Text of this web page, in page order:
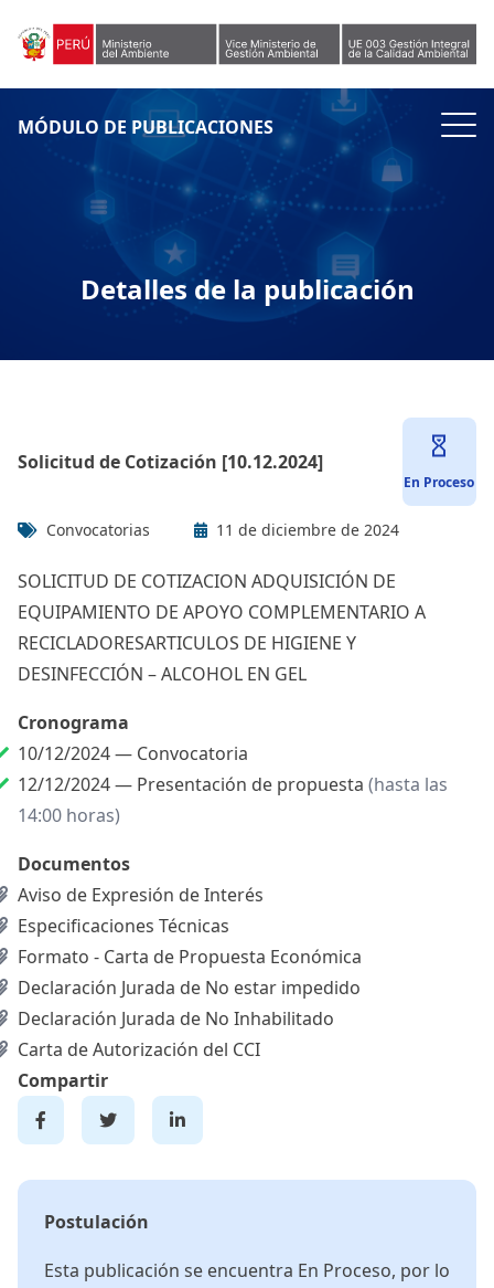
MÓDULO DE PUBLICACIONES
Detalles de la publicación
Solicitud de Cotización [10.12.2024]
En Proceso
Convocatorias 11 de diciembre de 2024
SOLICITUD DE COTIZACION ADQUISICIÓN DE
EQUIPAMIENTO DE APOYO COMPLEMENTARIO A
RECICLADORESARTICULOS DE HIGIENE Y
DESINFECCIÓN – ALCOHOL EN GEL
Cronograma
10/12/2024 — Convocatoria
12/12/2024 — Presentación de propuesta (hasta las
14:00 horas)
Documentos
Aviso de Expresión de Interés
Especificaciones Técnicas
Formato - Carta de Propuesta Económica
Declaración Jurada de No estar impedido
Declaración Jurada de No Inhabilitado
Carta de Autorización del CCI
Compartir
Postulación
Esta publicación se encuentra En Proceso, por lo